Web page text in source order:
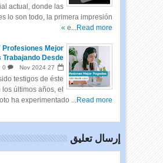
actual, donde las
lo son todo, la primera impresión
e... Read more »
Profesiones Mejor
Trabajando Desde
Casa
27
Nov 2024
0
testigos de éste
últimos años, el
ha experimentado ... Read more »
إرسال تعليق